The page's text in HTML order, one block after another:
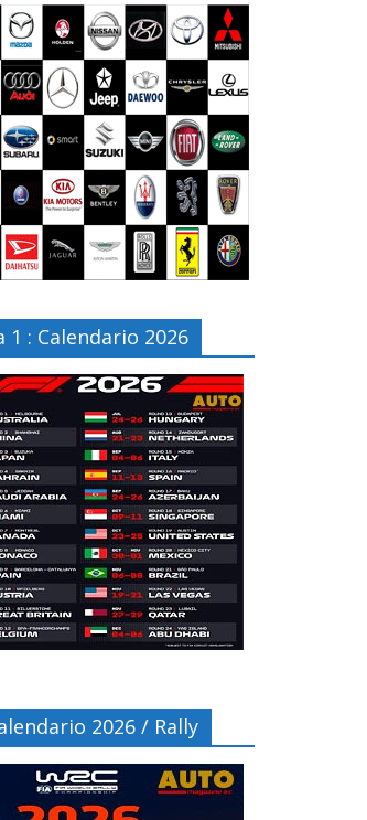
1 : Calendario 2026
2026 / Rally